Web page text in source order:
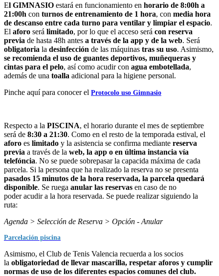
El GIMNASIO estará en funcionamiento en horario de 8:00h a
21:00h con turnos de entrenamiento de 1 hora, con media hora
de descanso entre cada turno para ventilar y limpiar el espacio.
El aforo será limitado, por lo que el acceso será con reserva
previa de hasta 48h antes a través de la app y de la web. Será
obligatoria la desinfección de las máquinas tras su uso. Asimismo,
se recomienda el uso de guantes deportivos, muñequeras y
cintas para el pelo, así como acudir con agua embotellada,
además de una toalla adicional para la higiene personal.
Pinche aquí para conocer el Protocolo uso Gimnasio
Respecto a la PISCINA, el horario durante el mes de septiembre
será de 8:30 a 21:30. Como en el resto de la temporada estival, el
aforo es limitado y la asistencia se confirma mediante reserva
previa a través de la web, la app o en última instancia vía
telefóncia. No se puede sobrepasar la capacida máxima de cada
parcela. Si la persona que ha realizado la reserva no se presenta
pasados 15 minutos de la hora reservada, la parcela quedará
disponible. Se ruega anular las reservas en caso de no
poder acudir a la hora reservada. Se puede realizar siguiendo la
ruta:
Agenda > Selección de Reserva > Opción - Anular
Parcelación piscina
Asimismo, el Club de Tenis Valencia recuerda a los socios
la obligatoriedad de llevar mascarilla, respetar aforos y cumplir
normas de uso de los diferentes espacios comunes del club.